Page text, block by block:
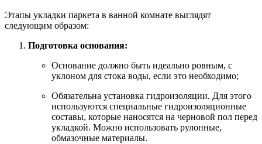
Этапы укладки паркета в ванной комнате выглядят
следующим образом:
Подготовка основания:
Основание должно быть идеально ровным, с
уклоном для стока воды, если это необходимо;
Обязательна установка гидроизоляции. Для этого
используются специальные гидроизоляционные
составы, которые наносятся на черновой пол перед
укладкой. Можно использовать рулонные,
обмазочные материалы.